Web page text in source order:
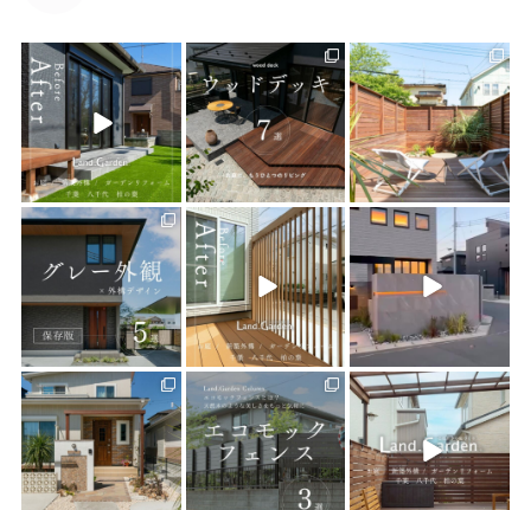
land_garden
3
land_garden
19 0
land_garden
19 0
land_garden
22 0
land_garden
22 0
land_garden
0
land_garden
25 0
land_garden
15 0
land_garden
32 0